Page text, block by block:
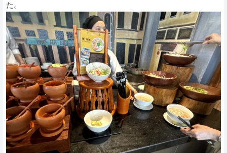
た。